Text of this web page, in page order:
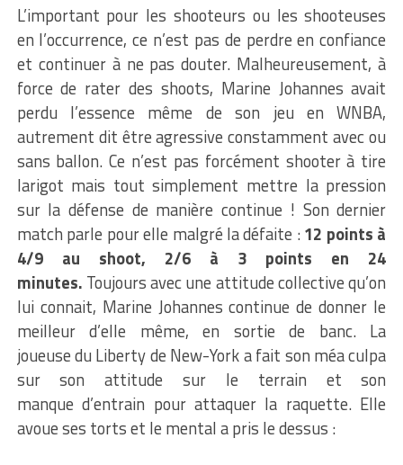
L’important pour les shooteurs ou les shooteuses
en l’occurrence, ce n’est pas de perdre en confiance
et continuer à ne pas douter. Malheureusement, à
force de rater des shoots, Marine Johannes avait
perdu l’essence même de son jeu en WNBA,
autrement dit être agressive constamment avec ou
sans ballon. Ce n’est pas forcément shooter à tire
larigot mais tout simplement mettre la pression
sur la défense de manière continue ! Son dernier
match parle pour elle malgré la défaite :12 points à
4/9 au shoot, 2/6 à 3 points en 24
minutes. Toujours avec une attitude collective qu’on
lui connait, Marine Johannes continue de donner le
meilleur d’elle même, en sortie de banc. La
joueuse du Liberty de New-York a fait son méa culpa
sur son attitude sur le terrain et son
manque d’entrain pour attaquer la raquette. Elle
avoue ses torts et le mental a pris le dessus :